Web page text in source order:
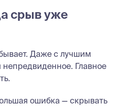
срыв уже
Даже с лучшим
Главное
ошибка — скрывать